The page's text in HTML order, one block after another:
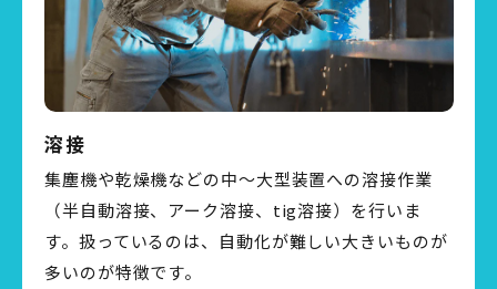
溶接
集塵機や乾燥機などの中～大型装置への溶接作業
（半自動溶接、アーク溶接、tig溶接）を行いま
す。扱っているのは、自動化が難しい大きいものが
多いのが特徴です。